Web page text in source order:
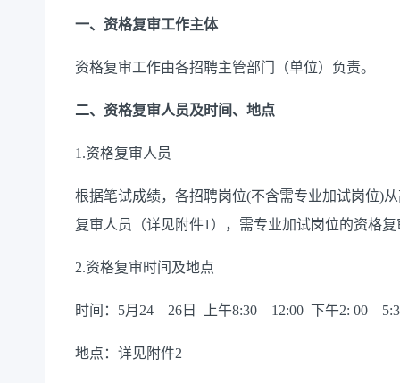
一、资格复审工作主体
资格复审工作由各招聘主管部门（单位）负责。
二、资格复审人员及时间、地点
1.资格复审人员
根据笔试成绩，各招聘岗位(不含需专业加试岗位)
复审人员（详见附件1），需专业加试岗位的资格
2.资格复审时间及地点
时间：5月24—26日 上午8:30—12:00 下午2:
地点：详见附件2